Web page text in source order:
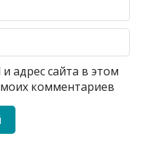
адрес сайта в этом
комментариев